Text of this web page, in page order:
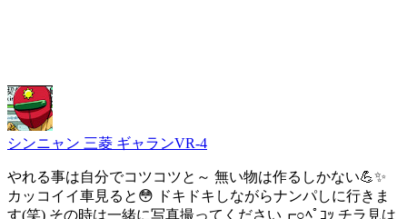
シンニャン 三菱 ギャランVR-4
やれる事は自分でコツコツと～ 無い物は作るしかない💪✨
カッコイイ車見ると😳 ドキドキしながらナンパしに行きま
す(笑) その時は一緒に写真撮ってください┏○ﾍﾟｺｯ チラ見は